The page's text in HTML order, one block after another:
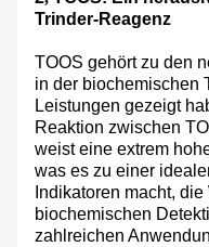
Trinder-Reagenz
TOOS gehört zu den
in der biochemischen
Leistungen gezeigt
Reaktion zwischen
weist eine extrem
was es zu einer
Indikatoren macht,
biochemischen
zahlreichen